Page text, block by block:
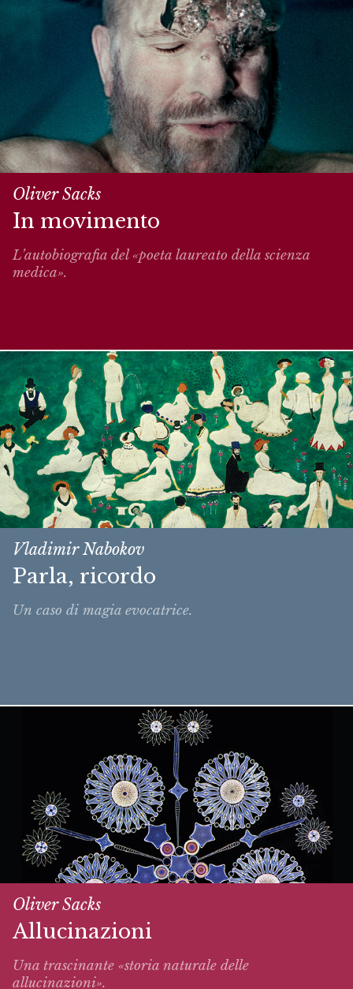
Oliver Sacks
In movimento
L’autobiografia del «poeta laureato della scienza
medica».
Vladimir Nabokov
Parla, ricordo
Un caso di magia evocatrice.
Oliver Sacks
Allucinazioni
Una trascinante «storia naturale delle
allucinazioni».